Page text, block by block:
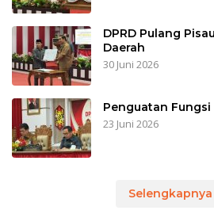
DPRD Pulang
Daerah
30 Juni 2026
Penguatan
23 Juni 2026
Selengkapnya